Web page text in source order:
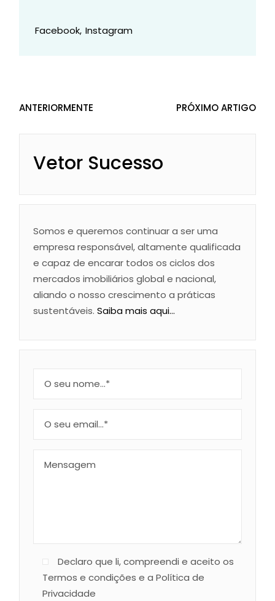
Facebook Instagram
ANTERIORMENTE PRÓXIMO ARTIGO
Vetor Sucesso
Somos e queremos continuar a ser uma
empresa responsável, altamente qualificada
e capaz de encarar todos os ciclos dos
mercados imobiliários global e nacional,
aliando o nosso crescimento a práticas
sustentáveis.Saiba mais aqui...
Declaro que li, compreendi e aceito os
Termos e condições e a Política de
Privacidade